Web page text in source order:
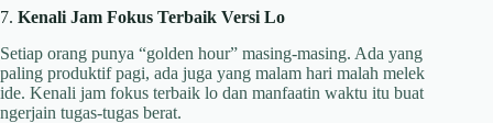
7. Kenali Jam Fokus Terbaik Versi Lo
Setiap orang punya “golden hour” masing-masing. Ada yang
paling produktif pagi, ada juga yang malam hari malah melek
ide. Kenali jam fokus terbaik lo dan manfaatin waktu itu buat
ngerjain tugas-tugas berat.